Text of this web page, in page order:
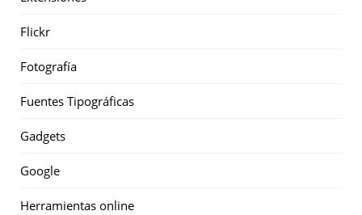
Flickr
Fotografía
Fuentes Tipográficas
Gadgets
Google
Herramientas online